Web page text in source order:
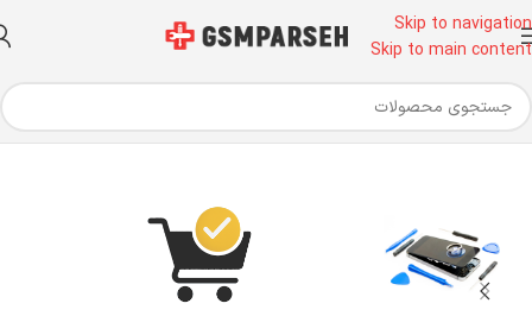
Skip to navigation
Skip to main content
خانه محصولات برچسب خورده “هیتر 861 پرو”